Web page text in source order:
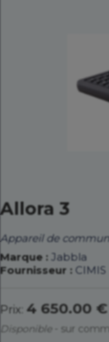
Allora 3
Appareil de
Marque : Jabbla
Fournisseur : CIMIS
Prix: 4 650.00 €
Disponible sur